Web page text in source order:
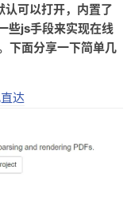
可以打开，内置了
些js手段来实现在线
下面分享一下简单几
达